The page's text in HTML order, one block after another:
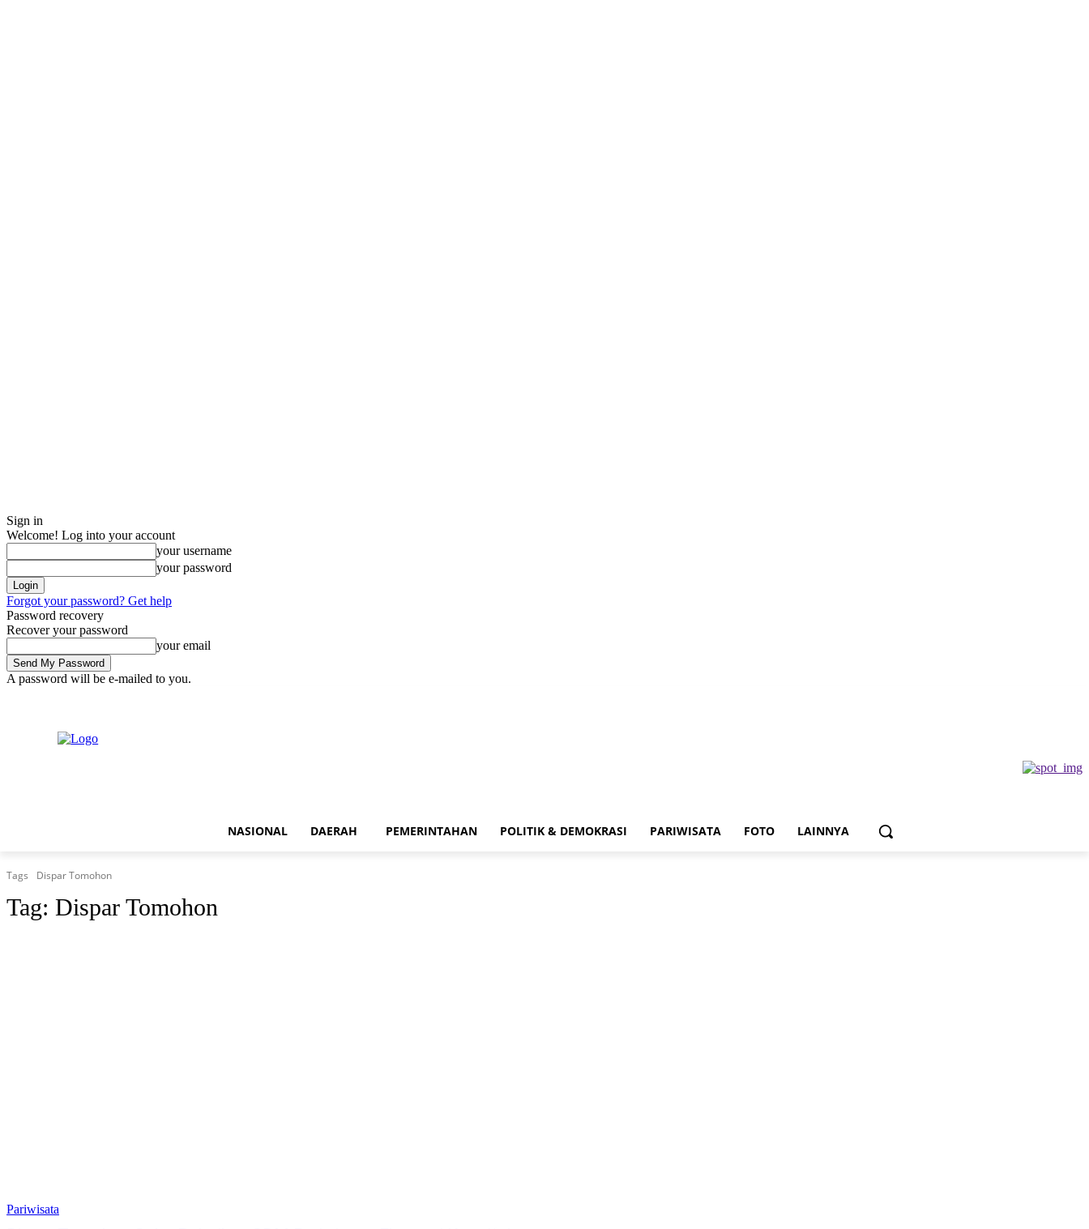
Sign in
Welcome! Log into your account
your username
your password
Forgot your password? Get help
Password recovery
Recover your password
your email
A password will be e-mailed to you.
NASIONAL DAERAH PEMERINTAHAN POLITIK & DEMOKRASI PARIWISATA FOTO LAINNYA
Tags Dispar Tomohon
Tag: Dispar Tomohon
Pariwisata